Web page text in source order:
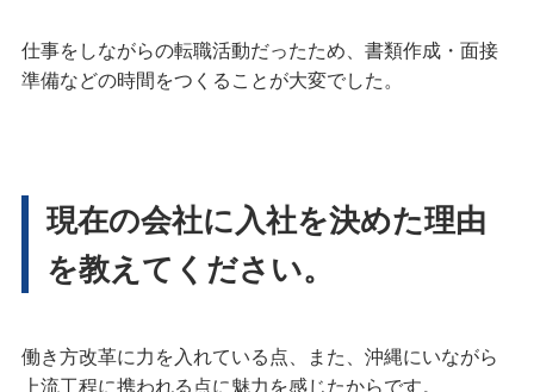
仕事をしながらの転職活動だったため、書類作成・面接
準備などの時間をつくることが大変でした。
現在の会社に入社を決めた理由
を教えてください。
働き方改革に力を入れている点、また、沖縄にいながら
上流工程に携われる点に魅力を感じたからです。